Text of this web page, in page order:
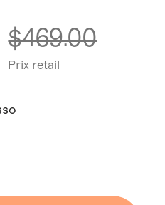
$469.00
Prix retail